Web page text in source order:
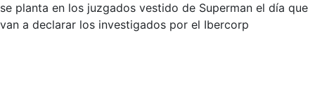
se planta en los juzgados vestido de Superman el día que
van a declarar los investigados por el Ibercorp